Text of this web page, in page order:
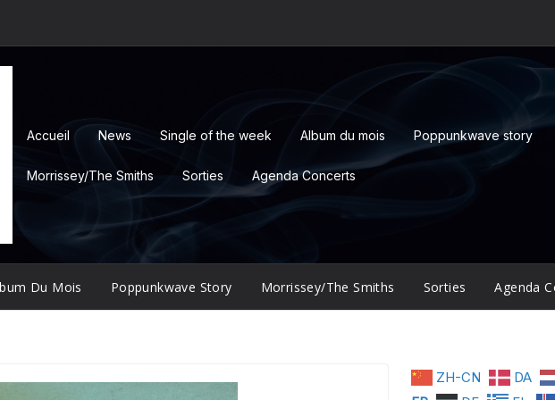
Accueil News Single of the week Album du mois Poppunkwave story
Morrissey/The Smiths Sorties Agenda Concerts
Du Mois Poppunkwave Story Morrissey/The Smiths Sorties Agenda
ZH-CN DA